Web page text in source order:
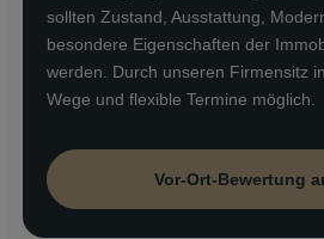
sollten Zustand, Ausstattung,
besondere Eigenschaften der
werden. Durch unseren Firmensitz
Wege und flexible Termine möglich.
Vor-Ort-Bewertung